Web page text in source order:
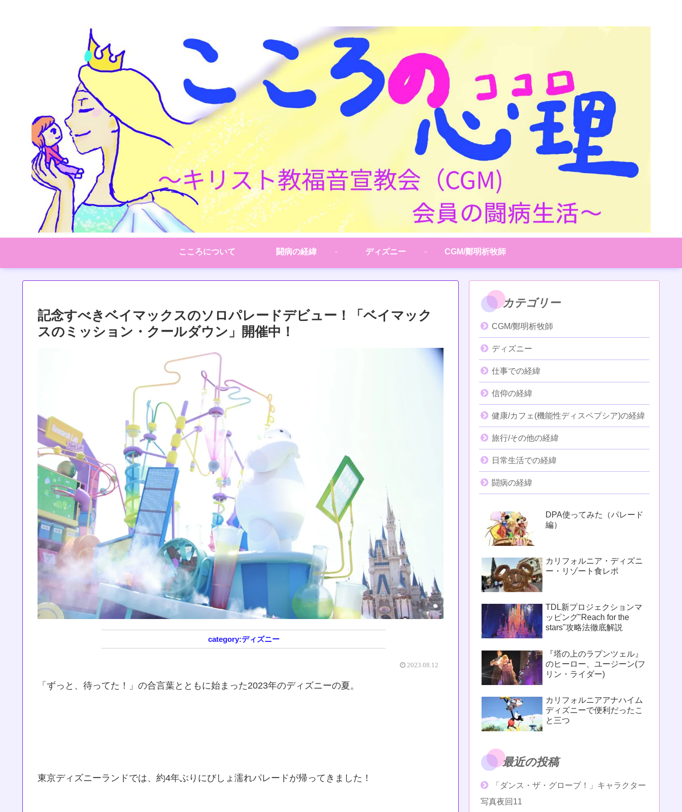
こころについて 闘病の経緯 ディズニー CGM/鄭明析牧師
記念すべきベイマックスのソロパレードデビュー！「ベイマック
スのミッション・クールダウン」開催中！
ディズニー
2023.08.12
「ずっと、待ってた！」の合言葉とともに始まった2023年のディズニーの夏。
東京ディズニーランドでは、約4年ぶりにびしょ濡れパレードが帰ってきました！
カテゴリー
CGM/鄭明析牧師
ディズニー
仕事での経緯
信仰の経緯
健康/カフェ(機能性ディスペプシア)の経緯
旅行/その他の経緯
日常生活での経緯
闘病の経緯
DPA使ってみた（パレード
編）
カリフォルニア・ディズニ
ー・リゾート食レポ
TDL新プロジェクションマ
ッピング"Reach for the
stars"攻略法徹底解説
『塔の上のラプンツェル』
のヒーロー、ユージーン(フ
リン・ライダー)
カリフォルニアアナハイム
ディズニーで便利だったこ
と三つ
最近の投稿
「ダンス・ザ・グローブ！」キャラクター
写真夜回11